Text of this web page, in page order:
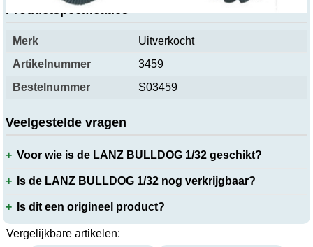
Productspecificaties
Merk
Uitverkocht
Artikelnummer
3459
Bestelnummer
S03459
Veelgestelde vragen
Voor wie is de LANZ BULLDOG 1/32 geschikt?
Is de LANZ BULLDOG 1/32 nog verkrijgbaar?
Is dit een origineel product?
Vergelijkbare artikelen: